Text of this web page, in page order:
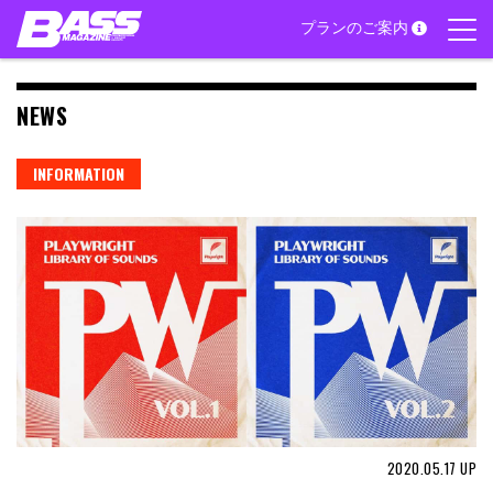
Skip
content
プランのご案内
NEWS
INFORMATION
2020.05.17 UP